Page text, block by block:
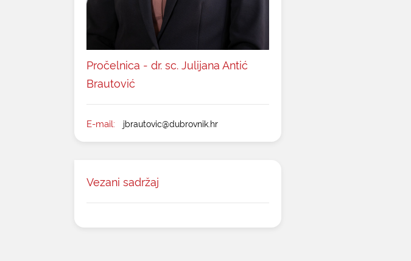
Pročelnica - dr. sc. Julijana Antić
Brautović
E-mail: jbrautovic@dubrovnik.hr
Vezani sadržaj